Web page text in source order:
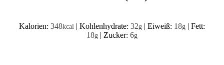
Kalorien: 348kcal | Kohlenhydrate: 32g | Eiweiß: 18g | Fett:
18g | Zucker: 6g